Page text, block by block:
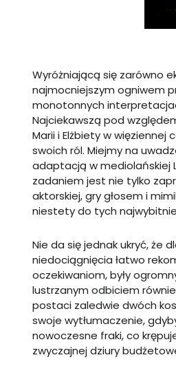
Wyróżniającą się zarówno
najmocniejszym ogniwem
monotonnych
Najciekawszą pod
Marii i Elżbiety w
swoich ról. Miejmy na
adaptacją w mediolańskiej
zadaniem jest nie tylko
aktorskiej, gry głosem i
niestety do tych
Nie da się jednak ukryć, że
niedociągnięcia łatwo
oczekiwaniom, były
lustrzanym odbiciem
postaci zaledwie dwóch
swoje wytłumaczenie,
nowoczesne fraki, co
zwyczajnej dziury